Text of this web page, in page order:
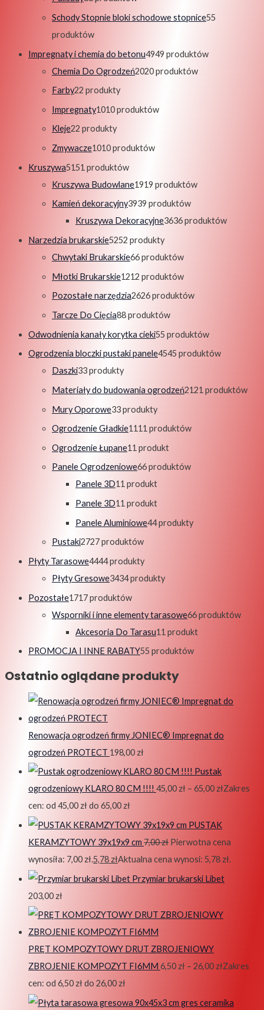
Schody Stopnie bloki schodowe stopnice55
produktów
Impregnaty i chemia do betonu4949 produktów
Chemia Do Ogrodzeń2020 produktów
Farby22 produkty
Impregnaty1010 produktów
Kleje22 produkty
Zmywacze1010 produktów
Kruszywa5151 produktów
Kruszywa Budowlane1919 produktów
Kamień dekoracyjny3939 produktów
Kruszywa Dekoracyjne3636 produktów
Narzedzia brukarskie5252 produkty
Chwytaki Brukarskie66 produktów
Młotki Brukarskie1212 produktów
Pozostałe narzędzia2626 produktów
Tarcze Do Cięcia88 produktów
Odwodnienia kanały korytka cieki55 produktów
Ogrodzenia bloczki pustaki panele4545 produktów
Daszki33 produkty
Materiały do budowania ogrodzeń2121 produktów
Mury Oporowe33 produkty
Ogrodzenie Gładkie1111 produktów
Ogrodzenie Łupane11 produkt
Panele Ogrodzeniowe66 produktów
Panele 3D11 produkt
Panele 3D11 produkt
Panele Aluminiowe44 produkty
Pustaki2727 produktów
Płyty Tarasowe4444 produkty
Płyty Gresowe3434 produkty
Pozostałe1717 produktów
Wsporniki i inne elementy tarasowe66 produktów
Akcesoria Do Tarasu11 produkt
PROMOCJA I INNE RABATY55 produktów
Ostatnio oglądane produkty
Renowacja ogrodzeń firmy JONIEC® Impregnat do
ogrodzeń PROTECT 198,00 zł
Pustak
ogrodzeniowy KLARO 80 CM !!!! 45,00 zł – 65,00 złZakres
cen: od 45,00 zł do 65,00 zł
PUSTAK
KERAMZYTOWY 39x19x9 cm 7,00zł Pierwotna cena
wynosiła: 7,00 zł.5,78 złAktualna cena wynosi: 5,78 zł.
Przymiar brukarski Libet
203,00 zł
PRĘT KOMPOZYTOWY DRUT ZBROJENIOWY
ZBROJENIE KOMPOZYT FI6MM 6,50 zł – 26,00 złZakres
cen: od 6,50 zł do 26,00 zł